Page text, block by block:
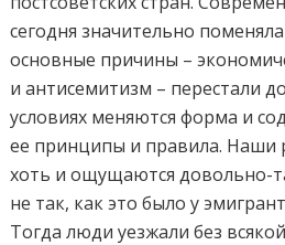
сегодня значительно
основные причины –
и антисемитизм – перестали
условиях меняются форма и
ее принципы и правила. Наши
хоть и ощущаются довольно-
не так, как это было у
Тогда люди уезжали без